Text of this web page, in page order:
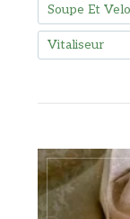
Soupe Et
Vitaliseur